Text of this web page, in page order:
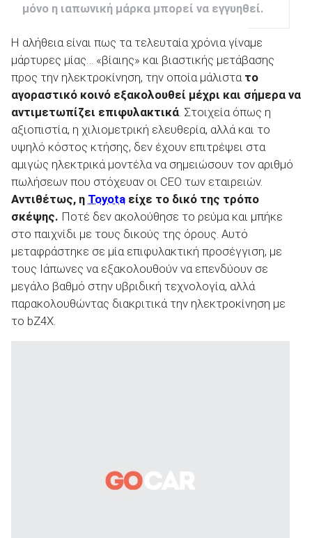
μόνο η ιαπωνική μάρκα μπορεί να εγγυηθεί.
Η αλήθεια είναι πως τα τελευταία χρόνια γίναμε
μάρτυρες μίας… «βίαιης» και βιαστικής μετάβασης
προς την ηλεκτροκίνηση, την οποία μάλιστα το
αγοραστικό κοινό εξακολουθεί μέχρι και σήμερα να
αντιμετωπίζει επιφυλακτικά . Στοιχεία όπως η
αξιοπιστία, η χιλιομετρική ελευθερία, αλλά και το
υψηλό κόστος κτήσης, δεν έχουν επιτρέψει στα
αμιγώς ηλεκτρικά μοντέλα να σημειώσουν τον αριθμό
πωλήσεων που στόχευαν οι CEO των εταιρειών.
Αντιθέτως, η Toyota είχε το δικό της τρόπο
σκέψης. Ποτέ δεν ακολούθησε το ρεύμα και μπήκε
στο παιχνίδι με τους δικούς της όρους. Αυτό
μεταφράστηκε σε μία επιφυλακτική προσέγγιση, με
τους Ιάπωνες να εξακολουθούν να επενδύουν σε
μεγάλο βαθμό στην υβριδική τεχνολογία, αλλά
παρακολουθώντας διακριτικά την ηλεκτροκίνηση με
το bZ4X.